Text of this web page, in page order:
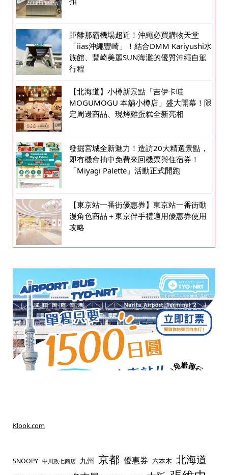
距離那霸機場超近！沖繩必買購物天堂
「iias沖繩豐崎」！結合DMM Kariyushi水
族館、豐崎美麗SUN海灘的優質沖繩自駕
行程
【北海道】小樽新景點「吉伊卡哇
MOGUMOGU 本舖小樽店」盛大開幕！限
定周邊商品、現烤雞蛋糕全新亮相
發掘宮城全新魅力！造訪20大精選景點，
即有機會抽中免費來回機票與住宿券！
「Miyagi Palette」活動正式開跑
【東京站一番街優惠券】東京站一番街動
漫角色商品＋東京伴手禮適用優惠券使用
攻略
Klook.com
SNOOPY 中川政七商店 九州 京都 優惠券 六本木 北海道